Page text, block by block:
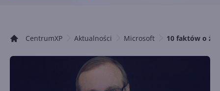
CentrumXP Aktualności Microsoft 10 faktów o